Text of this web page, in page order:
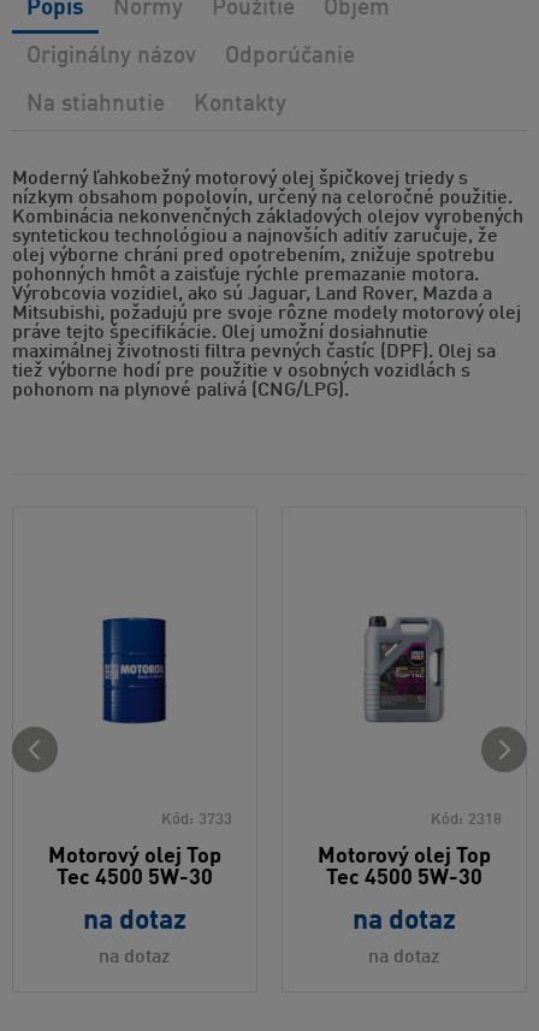
Moderný ľahkobežný motorový olej špičkovej triedy s
nízkym obsahom popolovín, určený na celoročné použitie.
Kombinácia nekonvenčných základových olejov vyrobených
syntetickou technológiou a najnovších aditív zaručuje, že
olej výborne chráni pred opotrebením, znižuje spotrebu
pohonných hmôt a zaisťuje rýchle premazanie motora.
Výrobcovia vozidiel, ako sú Jaguar, Land Rover, Mazda a
Mitsubishi, požadujú pre svoje rôzne modely motorový olej
práve tejto špecifikácie. Olej umožní dosiahnutie
maximálnej životnosti filtra pevných častíc (DPF). Olej sa
tiež výborne hodí pre použitie v osobných vozidlách s
pohonom na plynové palivá (CNG/LPG).
Popis Normy Použitie Objem
Originálny názov Odporúčanie
Na stiahnutie Kontakty
Kód: 3733
Motorový olej Top
Tec 4500 5W-30
na dotaz
na dotaz
Kód: 2318
Motorový olej Top
Tec 4500 5W-30
na dotaz
na dotaz